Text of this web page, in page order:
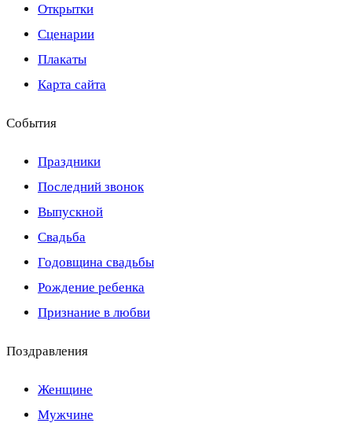
Открытки
Сценарии
Плакаты
Карта сайта
События
Праздники
Последний звонок
Выпускной
Свадьба
Годовщина свадьбы
Рождение ребенка
Признание в любви
Поздравления
Женщине
Мужчине